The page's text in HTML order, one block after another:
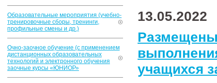
Образовательные мероприятия (учебно-
тренировочные сборы, тренинги,
профильные смены и др.)
Очно-заочное обучение (с применением
дистанционных образовательных
технологий и электронного обучения
заочные курсы «ЮНИОР»
13.05.2022
учащихся